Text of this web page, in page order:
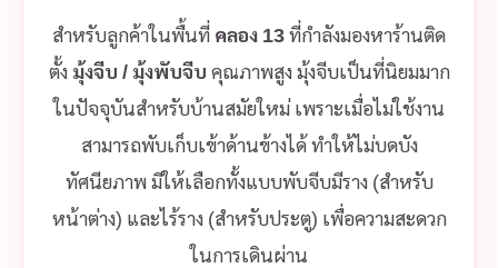
สำหรับลูกค้าในพื้นที่ คลอง 13ที่กำลังมองหาร้านติด
ตั้ง มุ้งจีบ / มุ้งพับจีบ คุณภาพสูง มุ้งจีบเป็นที่นิยมมาก
ในปัจจุบันสำหรับบ้านสมัยใหม่ เพราะเมื่อไม่ใช้งาน
สามารถพับเก็บเข้าด้านข้างได้ ทำให้ไม่บดบัง
ทัศนียภาพ มีให้เลือกทั้งแบบพับจีบมีราง (สำหรับ
หน้าต่าง) และไร้ราง (สำหรับประตู) เพื่อความสะดวก
ในการเดินผ่าน